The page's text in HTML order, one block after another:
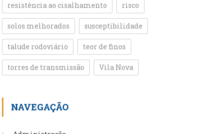
resistência ao cisalhamento risco
solos melhorados susceptibilidade
talude rodoviário teor de finos
torres de transmissão Vila Nova
NAVEGAÇÃO